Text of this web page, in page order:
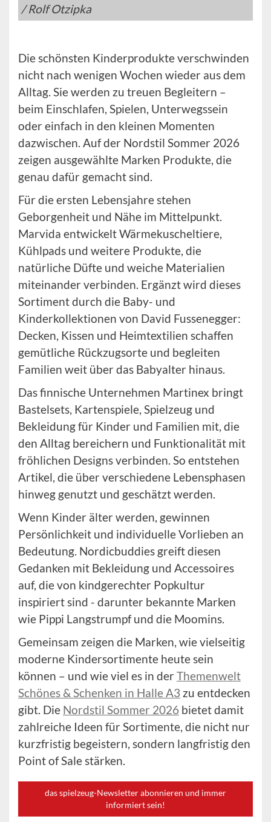
/ Rolf Otzipka
Die schönsten Kinderprodukte verschwinden
nicht nach wenigen Wochen wieder aus dem
Alltag. Sie werden zu treuen Begleitern –
beim Einschlafen, Spielen, Unterwegssein
oder einfach in den kleinen Momenten
dazwischen. Auf der Nordstil Sommer 2026
zeigen ausgewählte Marken Produkte, die
genau dafür gemacht sind.
Für die ersten Lebensjahre stehen
Geborgenheit und Nähe im Mittelpunkt.
Marvida entwickelt Wärmekuscheltiere,
Kühlpads und weitere Produkte, die
natürliche Düfte und weiche Materialien
miteinander verbinden. Ergänzt wird dieses
Sortiment durch die Baby- und
Kinderkollektionen von David Fussenegger:
Decken, Kissen und Heimtextilien schaffen
gemütliche Rückzugsorte und begleiten
Familien weit über das Babyalter hinaus.
Das finnische Unternehmen Martinex bringt
Bastelsets, Kartenspiele, Spielzeug und
Bekleidung für Kinder und Familien mit, die
den Alltag bereichern und Funktionalität mit
fröhlichen Designs verbinden. So entstehen
Artikel, die über verschiedene Lebensphasen
hinweg genutzt und geschätzt werden.
Wenn Kinder älter werden, gewinnen
Persönlichkeit und individuelle Vorlieben an
Bedeutung. Nordicbuddies greift diesen
Gedanken mit Bekleidung und Accessoires
auf, die von kindgerechter Popkultur
inspiriert sind - darunter bekannte Marken
wie Pippi Langstrumpf und die Moomins.
Gemeinsam zeigen die Marken, wie vielseitig
moderne Kindersortimente heute sein
können – und wie viel es in derThemenwelt
Schönes & Schenken in Halle A3 zu entdecken
gibt. Die Nordstil Sommer 2026 bietet damit
zahlreiche Ideen für Sortimente, die nicht nur
kurzfristig begeistern, sondern langfristig den
Point of Sale stärken.
das spielzeug-Newsletter abonnieren und immer
informiert sein!